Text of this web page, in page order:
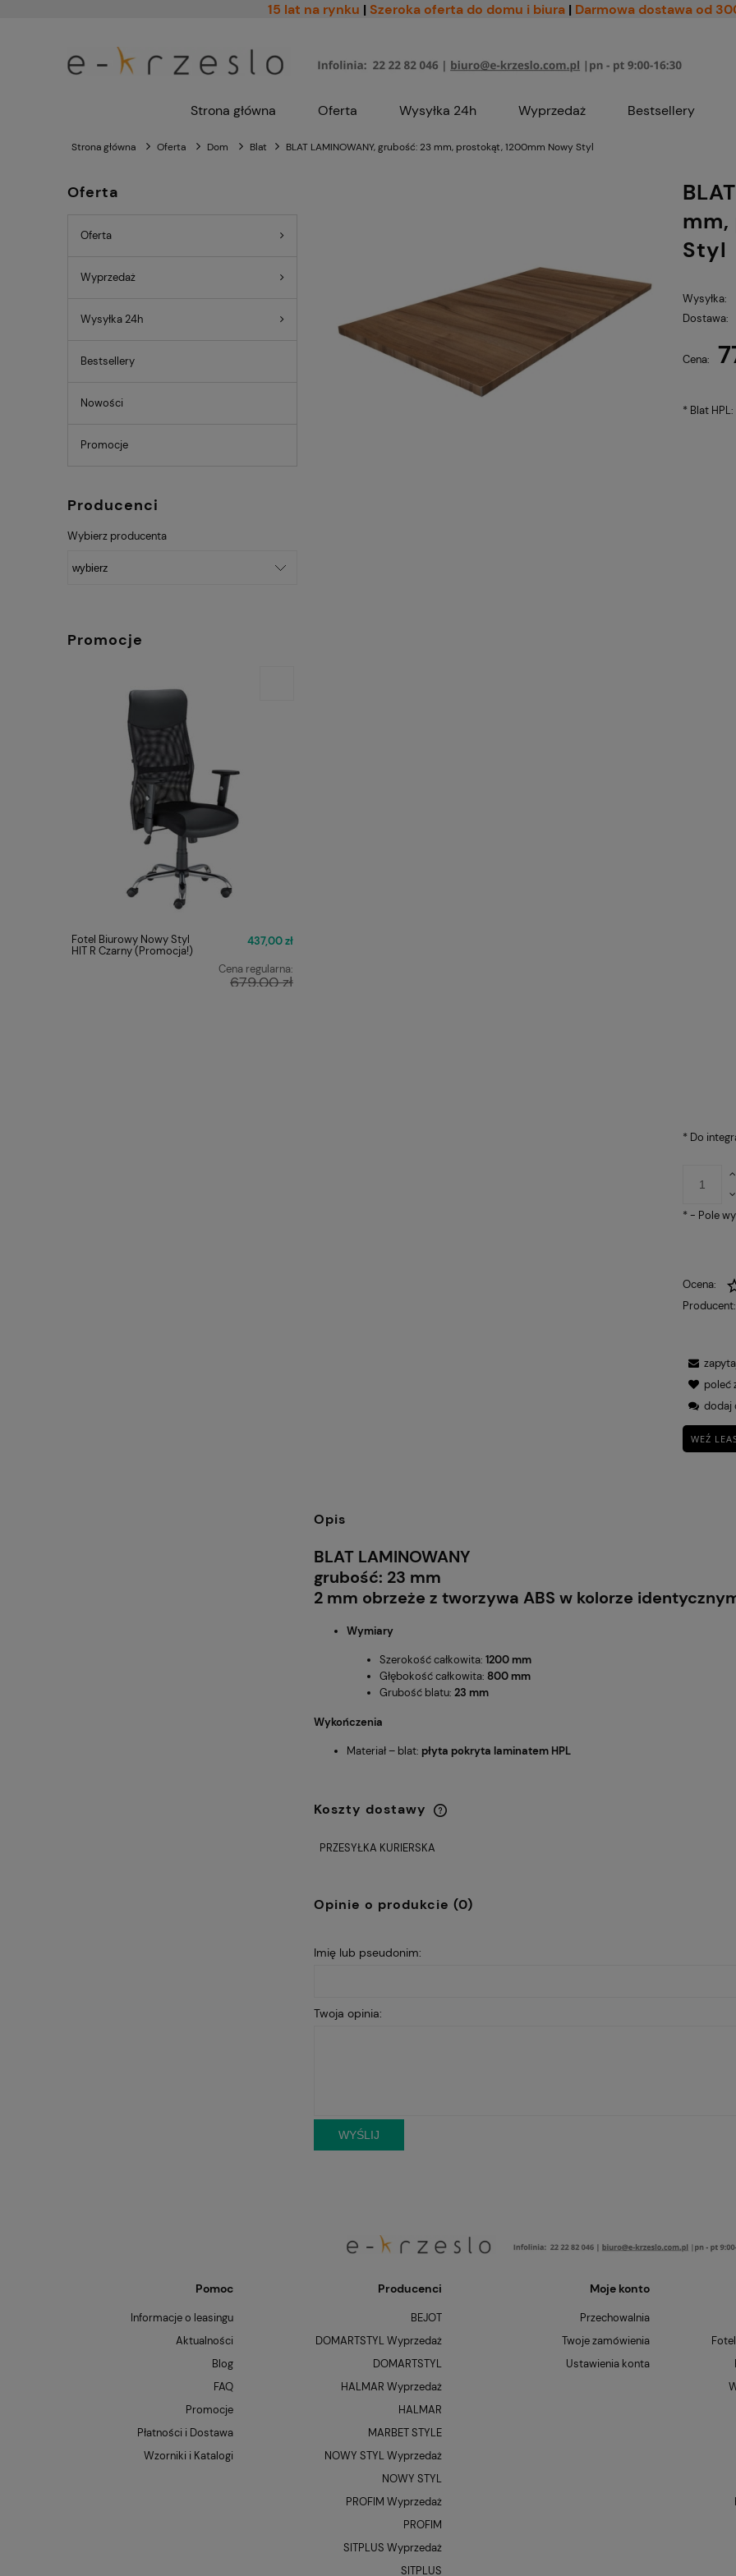
15 lat na rynku | Szeroka oferta do domu i biura | Darmowa dostawa od
Strona główna Oferta Wysyłka 24h Wyprzedaż Bestsellery
Strona główna Oferta Dom Blat BLAT LAMINOWANY, grubość: 23 mm, prostokąt, 1200mm Nowy Styl
Oferta
Oferta
Wyprzedaż
Wysyłka 24h
Bestsellery
Nowości
Promocje
Producenci
Wybierz producenta
Promocje
Fotel Biurowy Nowy Styl
HIT R Czarny (Promocja!)
437,00 zł
Cena regularna:
679,00 zł
Styl
Wysyłka:
Dostawa:
Cena nie zawiera
Cena:
* Blat HPL:
* Do
*- Pole
Ocena:
Producent:
poleć
dodaj
WEŹ
Opis
BLAT LAMINOWANY
grubość: 23 mm
2 mm obrzeże z tworzywa ABS w kolorze
Wymiary
Szerokość całkowita: 1200 mm
Głębokość całkowita: 800 mm
Grubość blatu: 23 mm
Wykończenia
Materiał – blat: płyta pokryta laminatem HPL
Koszty dostawy
PRZESYŁKA KURIERSKA
Opinie o produkcie (0)
Imię lub pseudonim:
Twoja opinia:
WYŚLIJ
Pomoc
Informacje o leasingu
Aktualności
Blog
FAQ
Promocje
Płatności i Dostawa
Wzorniki i Katalogi
Producenci
BEJOT
DOMARTSTYL Wyprzedaż
DOMARTSTYL
HALMAR Wyprzedaż
HALMAR
MARBET STYLE
NOWY STYL Wyprzedaż
NOWY STYL
PROFIM Wyprzedaż
PROFIM
SITPLUS Wyprzedaż
SITPLUS
Moje konto
Przechowalnia
Twoje zamówienia
Ustawienia konta